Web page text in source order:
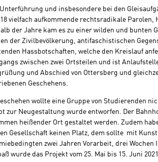
Unterführung und insbesondere bei den
vielfach aufkommende rechtsradikale Parolen,
der Jahre kam es zu einer wilden und bunten
der Zivilbevölkerung, antifaschistischen
Hassbotschaften, welche den Kreislauf
zwischen zwei Ortsteilen und ist
und Abschied von Ottersberg und
Geschehens.
wollte eine Gruppe von Studierenden
zur Neugestaltung wurde entworfen. Der
heißender Ort gestaltet werden. Zudem
Gesellschaft keinen Platz, dem sollte mit
zwei Jahren Vorarbeit, drei Wochen
wurde das Projekt vom 25. Mai bis 15. Juni